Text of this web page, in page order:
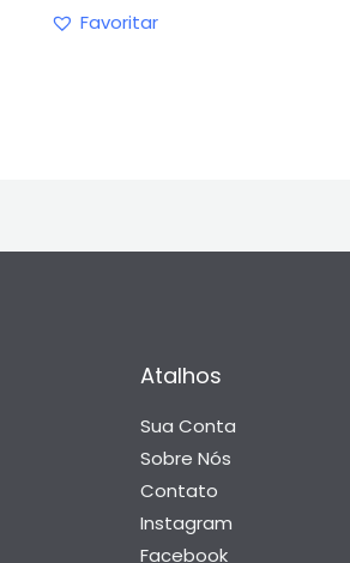
Favoritar
Atalhos
Sua Conta
Sobre Nós
Contato
Instagram
Facebook